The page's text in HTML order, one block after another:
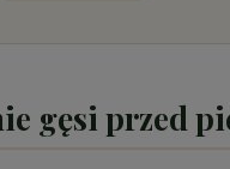
gęsi przed